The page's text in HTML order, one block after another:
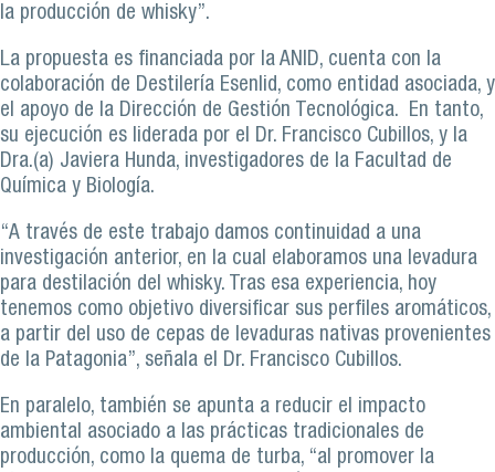
la producción de whisky”.
La propuesta es financiada por la ANID, cuenta con la
colaboración de Destilería Esenlid, como entidad asociada, y
el apoyo de la Dirección de Gestión Tecnológica. En tanto,
su ejecución es liderada por el Dr. Francisco Cubillos, y la
Dra.(a) Javiera Hunda, investigadores de la Facultad de
Química y Biología.
“A través de este trabajo damos continuidad a una
investigación anterior, en la cual elaboramos una levadura
para destilación del whisky. Tras esa experiencia, hoy
tenemos como objetivo diversificar sus perfiles aromáticos,
a partir del uso de cepas de levaduras nativas provenientes
de la Patagonia”, señala el Dr. Francisco Cubillos.
En paralelo, también se apunta a reducir el impacto
ambiental asociado a las prácticas tradicionales de
producción, como la quema de turba, “al promover la